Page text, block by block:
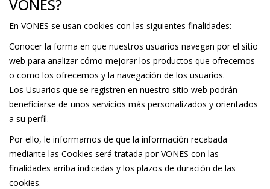
VONES?
En VONES se usan cookies con las siguientes finalidades:
Conocer la forma en que nuestros usuarios navegan por el sitio
web para analizar cómo mejorar los productos que ofrecemos
o como los ofrecemos y la navegación de los usuarios.
Los Usuarios que se registren en nuestro sitio web podrán
beneficiarse de unos servicios más personalizados y orientados
a su perfil.
Por ello, le informamos de que la información recabada
mediante las Cookies será tratada por VONES con las
finalidades arriba indicadas y los plazos de duración de las
cookies.